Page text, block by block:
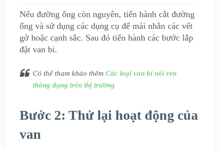
Nếu đường ống còn nguyên, tiến hành cắt đường
ống và sử dụng các dụng cụ để mài nhẵn các vết
gờ hoặc cạnh sắc. Sau đó tiến hành các bước lắp
đặt van bi.
Có thể tham khảo thêm Các loại van bi nối ren
thông dụng trên thị trường
Bước 2: Thử lại hoạt động của
van